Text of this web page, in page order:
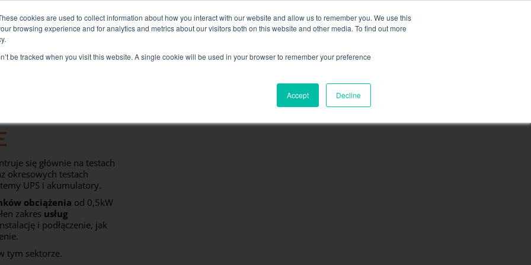
cookies are used to collect information about how you interact with our website and allow us to remember you. We use this
browsing experience and for analytics and metrics about our visitors both on this website and other media. To find out more
be tracked when you visit this website. A single cookie will be used in your browser to remember your preference
Accept Decline
Smart Load Bank dla rozwiązań z bezpośrednim chłodzeniem cieczą, więcej informacji tutaj
ZASOBY KONTAKT
się głównie na testach
okresowych testach
UPS i akumulatory.
obciążenia od 0,5kW
zakres usług
i podłączenie, jak
tym sektorze.